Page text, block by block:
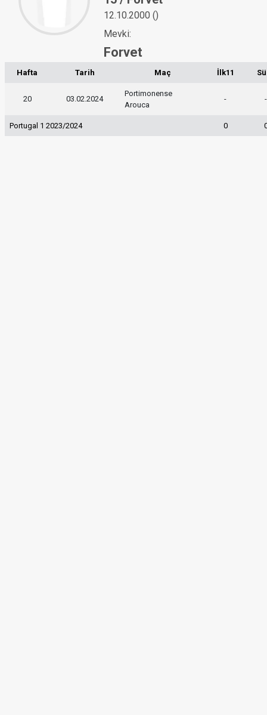
12.10.2000 ()
Mevki:
Forvet
Hafta Tarih Maç İlk11
20 03.02.2024
Portimonense
Arouca
- -
Portugal 1 2023/2024 0